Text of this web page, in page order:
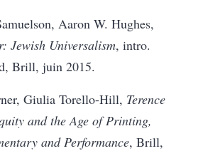
Aaron W. Hughes,
Jewish Universalism, intro.
Brill, juin 2015.
Giulia Torello-Hill, Terence
and the Age of Printing,
and Performance, Brill,